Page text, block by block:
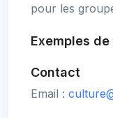
pour les
Exemples
Contact
Email :